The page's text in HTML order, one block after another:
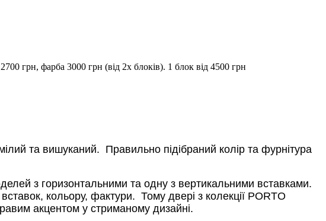
грн, фарба 3000 грн (від 2х блоків). 1 блок від 4500 грн
та вишуканий. Правильно підібраний колір та фурнітура
з горизонтальними та одну з вертикальними вставками.
кольору, фактури. Тому двері з колекції PORTO
акцентом у стриманому дизайні.